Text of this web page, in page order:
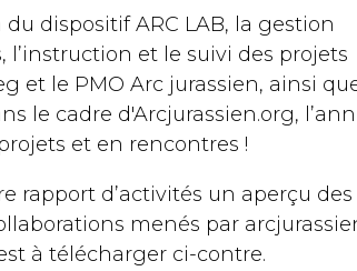
dispositif ARC LAB, la gestion
l’instruction et le suivi des projets
et le PMO Arc jurassien, ainsi
le cadre d'Arcjurassien.org,
et en rencontres !
rapport d’activités un aperçu des
menés par
à télécharger ci-contre.